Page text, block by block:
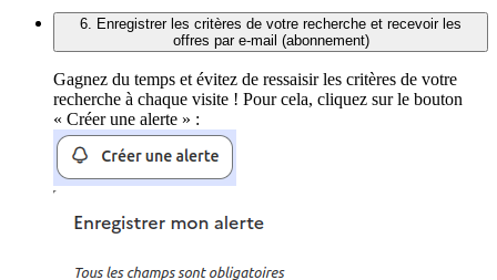
6. Enregistrer les critères de votre recherche et recevoir les
offres par e-mail (abonnement)
Gagnez du temps et évitez de ressaisir les critères de votre
recherche à chaque visite ! Pour cela, cliquez sur le bouton
« Créer une alerte » :